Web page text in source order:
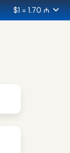
$1 = 1.70 ₼